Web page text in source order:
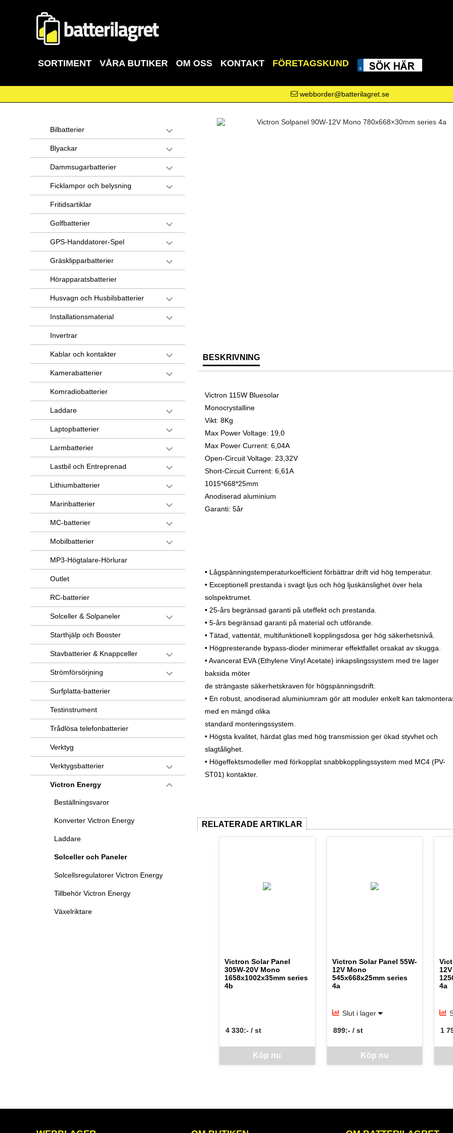
SORTIMENT VÅRA BUTIKER OM OSS KONTAKT FÖRETAGSKUND
webborder@batterilagret.se
Bilbatterier
Blyackar
Dammsugarbatterier
Ficklampor och belysning
Fritidsartiklar
Golfbatterier
GPS-Handdatorer-Spel
Gräsklipparbatterier
Hörapparatsbatterier
Husvagn och Husbilsbatterier
Installationsmaterial
Invertrar
Kablar och kontakter
Kamerabatterier
Komradiobatterier
Laddare
Laptopbatterier
Larmbatterier
Lastbil och Entreprenad
Lithiumbatterier
Marinbatterier
MC-batterier
Mobilbatterier
MP3-Högtalare-Hörlurar
Outlet
RC-batterier
Solceller & Solpaneler
Starthjälp och Booster
Stavbatterier & Knappceller
Strömförsörjning
Surfplatta-batterier
Testinstrument
Trådlösa telefonbatterier
Verktyg
Verktygsbatterier
Victron Energy
Beställningsvaror
Konverter Victron Energy
Laddare
Solceller och Paneler
Solcellsregulatorer Victron Energy
Tillbehör Victron Energy
Växelriktare
BESKRIVNING
Victron 115W Bluesolar
Monocrystalline
Vikt: 8Kg
Max Power Voltage: 19,0
Max Power Current: 6,04A
Open-Circuit Voltage: 23,32V
Short-Circuit Current: 6,61A
1015*668*25mm
Anodiserad aluminium
Garanti: 5år
• Lågspänningstemperaturkoefficient förbättrar drift vid hög temperatur.
• Exceptionell prestanda i svagt ljus och hög ljuskänslighet över hela
solspektrumet.
• 25-års begränsad garanti på uteffekt och prestanda.
• 5-års begränsad garanti på material och utförande.
• Tätad, vattentät, multifunktionell kopplingsdosa ger hög säkerhetsnivå.
• Högpresterande bypass-dioder minimerar effektfallet orsakat av skugga.
• Avancerat EVA (Ethylene Vinyl Acetate) inkapslingssystem med tre lager
baksida möter
de strängaste säkerhetskraven för högspänningsdrift.
• En robust, anodiserad aluminiumram gör att moduler enkelt kan
med en mängd olika
standard monteringssystem.
• Högsta kvalitet, härdat glas med hög transmission ger ökad styvhet och
slagtålighet.
• Högeffektsmodeller med förkopplat snabbkopplingssystem med MC4 (PV-
ST01) kontakter.
RELATERADE ARTIKLAR
Victron Solar Panel
305W-20V Mono
1658x1002x35mm series
4b
Denna vara går inte att beställa via webben just nu, vänligen kontakta
Köp nu
4 330:- / st
SEK per ST
Victron Solar Panel 55W-
12V Mono
545x668x25mm series
4a
Slut i lager
Denna vara går inte att beställa via
Köp nu
899:- / st
SEK per ST
4a
1